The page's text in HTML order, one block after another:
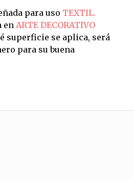
para uso TEXTIL.
enARTE DECORATIVO
superficie se aplica, será
para su buena